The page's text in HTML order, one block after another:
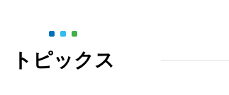
トピックス